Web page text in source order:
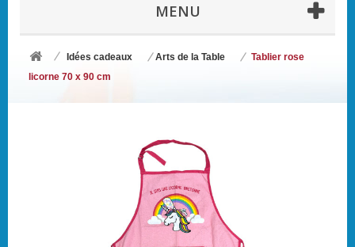
MENU
Idées cadeaux Arts de la Table
Tablier rose
licorne 70 x 90 cm